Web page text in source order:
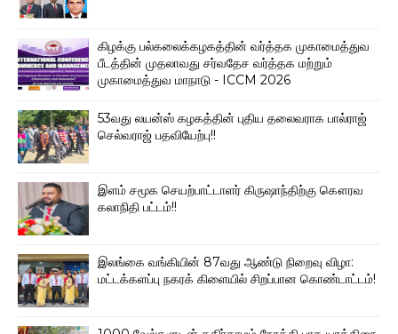
கிழக்கு பல்கலைக்கழகத்தின் வர்த்தக முகாமைத்துவ
பீடத்தின் முதலாவது சர்வதேச வர்த்தக மற்றும்
முகாமைத்துவ மாநாடு - ICCM 2026
53வது லயன்ஸ் கழகத்தின் புதிய தலைவராக பால்ராஜ்
செல்வராஜ் பதவியேற்பு!!
இளம் சமூக செயற்பாட்டாளர் கிருஷாந்திற்கு கௌரவ
கலாநிதி பட்டம்!!
இலங்கை வங்கியின் 87வது ஆண்டு நிறைவு விழா:
மட்டக்களப்பு நகரக் கிளையில் சிறப்பான கொண்டாட்டம்!